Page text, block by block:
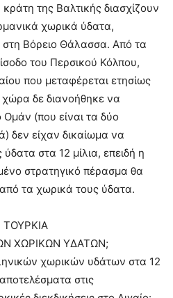
της Βαλτικής διασχίζουν
χωρικά ύδατα,
Βόρειο Θάλασσα. Από τα
του Περσικού Κόλπου,
που μεταφέρεται ετησίως
δε διανοήθηκε να
Ομάν (που είναι τα δύο
δεν είχαν δικαίωμα να
στα 12 μίλια, επειδή η
στρατηγικό πέρασμα θα
τα χωρικά τους ύδατα.
ΤΟΥΡΚΙΑ
ΧΩΡΙΚΩΝ ΥΔΑΤΩΝ;
χωρικών υδάτων στα 12
στις